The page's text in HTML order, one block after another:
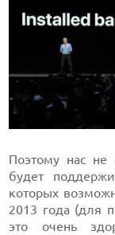
Поэтому нас не
будет
которых
2013 года (для
это очень